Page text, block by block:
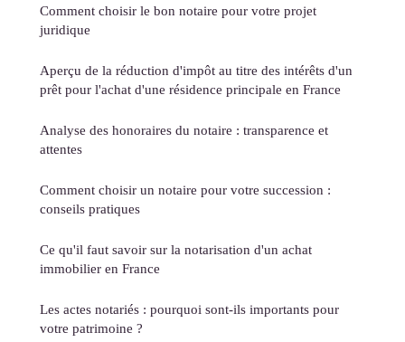
Comment choisir le bon notaire pour votre projet
juridique
Aperçu de la réduction d'impôt au titre des intérêts d'un
prêt pour l'achat d'une résidence principale en France
Analyse des honoraires du notaire : transparence et
attentes
Comment choisir un notaire pour votre succession :
conseils pratiques
Ce qu'il faut savoir sur la notarisation d'un achat
immobilier en France
Les actes notariés : pourquoi sont-ils importants pour
votre patrimoine ?